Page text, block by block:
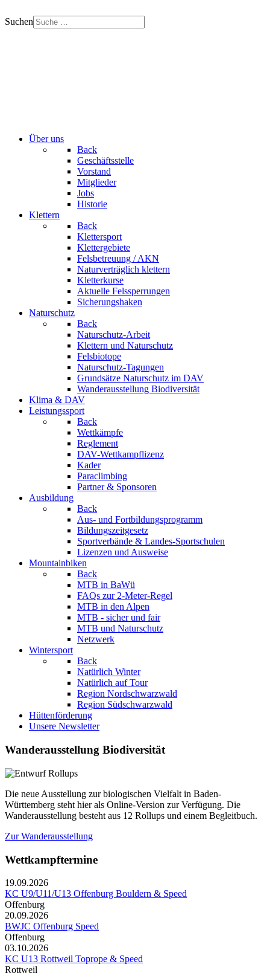
Suchen
Über uns
Back
Geschäftsstelle
Vorstand
Mitglieder
Jobs
Historie
Klettern
Back
Klettersport
Klettergebiete
Felsbetreuung / AKN
Naturverträglich klettern
Kletterkurse
Aktuelle Felssperrungen
Sicherungshaken
Naturschutz
Back
Naturschutz-Arbeit
Klettern und Naturschutz
Felsbiotope
Naturschutz-Tagungen
Grundsätze Naturschutz im DAV
Wanderausstellung Biodiversität
Klima & DAV
Leistungssport
Back
Wettkämpfe
Reglement
DAV-Wettkampflizenz
Kader
Paraclimbing
Partner & Sponsoren
Ausbildung
Back
Aus- und Fortbildungsprogramm
Bildungszeitgesetz
Sportverbände & Landes-Sportschulen
Lizenzen und Ausweise
Mountainbiken
Back
MTB in BaWü
FAQs zur 2-Meter-Regel
MTB in den Alpen
MTB - sicher und fair
MTB und Naturschutz
Netzwerk
Wintersport
Back
Natürlich Winter
Natürlich auf Tour
Region Nordschwarzwald
Region Südschwarzwald
Hüttenförderung
Unsere Newsletter
Wanderausstellung Biodiversität
Die neue Ausstellung zur biologischen Vielfalt in Baden-
Württemberg steht hier als Online-Version zur Verfügung. Die
Wanderausstellung besteht aus 12 Rollups und einem Begleitbuch.
Zur Wanderausstellung
Wettkampftermine
19.09.2026
KC U9/U11/U13 Offenburg Bouldern & Speed
Offenburg
20.09.2026
BWJC Offenburg Speed
Offenburg
03.10.2026
KC U13 Rottweil Toprope & Speed
Rottweil